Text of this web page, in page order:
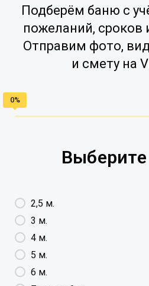
Подберём баню с
пожеланий, сроков
Отправим фото,
и смету на
2,5 м.
3 м.
4 м.
5 м.
6 м.